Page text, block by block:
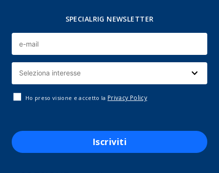
SPECIALRIG NEWSLETTER
Ho preso visione e accetto la Privacy Policy
Iscriviti